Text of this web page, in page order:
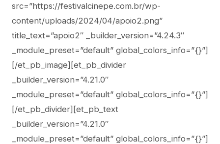
src=”https://festivalcinepe.com.br/wp-
content/uploads/2024/04/apoio2.png”
title_text=”apoio2″ _builder_version=”4.24.3″
_module_preset=”default” global_colors_info=”{}”]
[/et_pb_image][et_pb_divider
_builder_version=”4.21.0″
_module_preset=”default” global_colors_info=”{}”]
[/et_pb_divider][et_pb_text
_builder_version=”4.21.0″
_module_preset=”default” global_colors_info=”{}”]